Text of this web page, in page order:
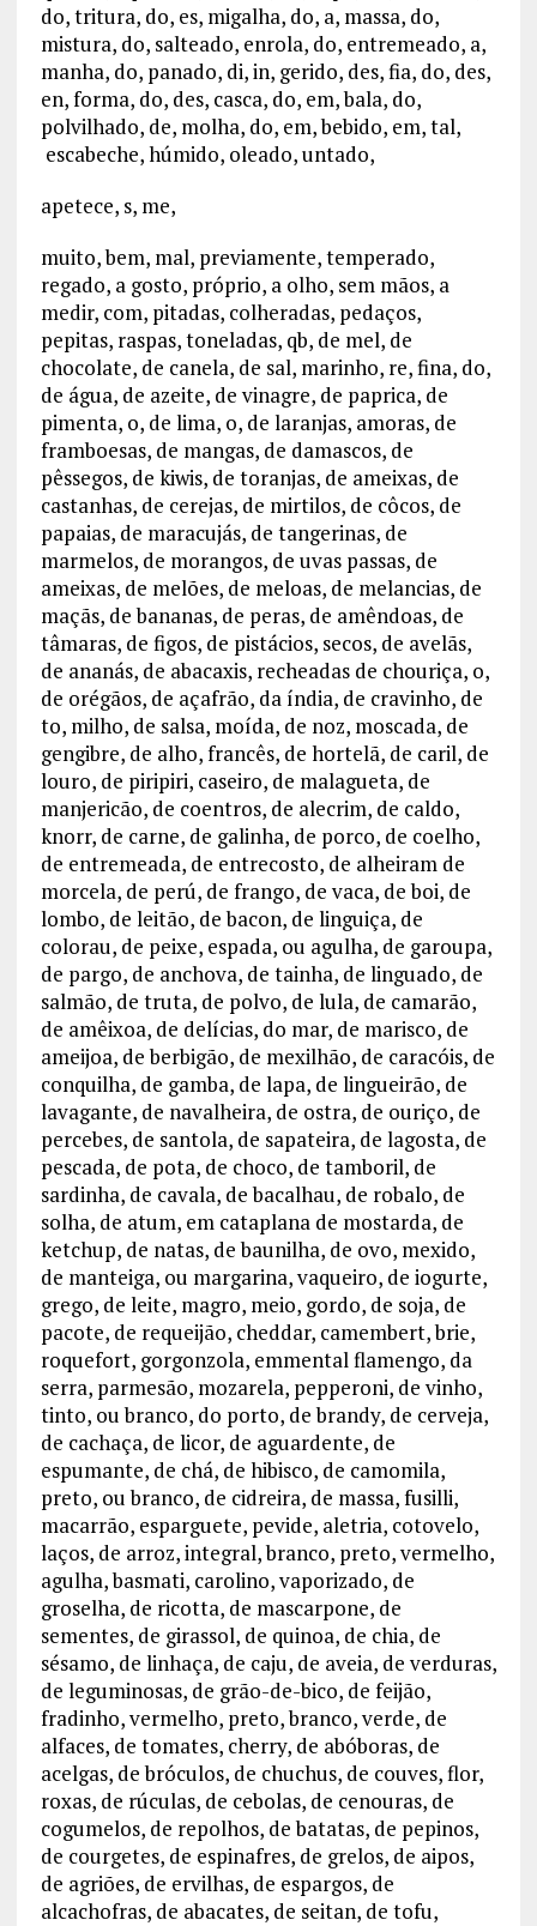
do, tritura, do, es, migalha, do, a, massa, do,
mistura, do, salteado, enrola, do, entremeado, a,
manha, do, panado, di, in, gerido, des, fia, do, des,
en, forma, do, des, casca, do, em, bala, do,
polvilhado, de, molha, do, em, bebido, em, tal,
escabeche, húmido, oleado, untado,
apetece, s, me,
muito, bem, mal, previamente, temperado,
regado, a gosto, próprio, a olho, sem mãos, a
medir, com, pitadas, colheradas, pedaços,
pepitas, raspas, toneladas, qb, de mel, de
chocolate, de canela, de sal, marinho, re, fina, do,
de água, de azeite, de vinagre, de paprica, de
pimenta, o, de lima, o, de laranjas, amoras, de
framboesas, de mangas, de damascos, de
pêssegos, de kiwis, de toranjas, de ameixas, de
castanhas, de cerejas, de mirtilos, de côcos, de
papaias, de maracujás, de tangerinas, de
marmelos, de morangos, de uvas passas, de
ameixas, de melões, de meloas, de melancias, de
maçãs, de bananas, de peras, de amêndoas, de
tâmaras, de figos, de pistácios, secos, de avelãs,
de ananás, de abacaxis, recheadas de chouriça, o,
de orégãos, de açafrão, da índia, de cravinho, de
to, milho, de salsa, moída, de noz, moscada, de
gengibre, de alho, francês, de hortelã, de caril, de
louro, de piripiri, caseiro, de malagueta, de
manjericão, de coentros, de alecrim, de caldo,
knorr, de carne, de galinha, de porco, de coelho,
de entremeada, de entrecosto, de alheiram de
morcela, de perú, de frango, de vaca, de boi, de
lombo, de leitão, de bacon, de linguiça, de
colorau, de peixe, espada, ou agulha, de garoupa,
de pargo, de anchova, de tainha, de linguado, de
salmão, de truta, de polvo, de lula, de camarão,
de amêixoa, de delícias, do mar, de marisco, de
ameijoa, de berbigão, de mexilhão, de caracóis, de
conquilha, de gamba, de lapa, de lingueirão, de
lavagante, de navalheira, de ostra, de ouriço, de
percebes, de santola, de sapateira, de lagosta, de
pescada, de pota, de choco, de tamboril, de
sardinha, de cavala, de bacalhau, de robalo, de
solha, de atum, em cataplana de mostarda, de
ketchup, de natas, de baunilha, de ovo, mexido,
de manteiga, ou margarina, vaqueiro, de iogurte,
grego, de leite, magro, meio, gordo, de soja, de
pacote, de requeijão, cheddar, camembert, brie,
roquefort, gorgonzola, emmental flamengo, da
serra, parmesão, mozarela, pepperoni, de vinho,
tinto, ou branco, do porto, de brandy, de cerveja,
de cachaça, de licor, de aguardente, de
espumante, de chá, de hibisco, de camomila,
preto, ou branco, de cidreira, de massa, fusilli,
macarrão, esparguete, pevide, aletria, cotovelo,
laços, de arroz, integral, branco, preto, vermelho,
agulha, basmati, carolino, vaporizado, de
groselha, de ricotta, de mascarpone, de
sementes, de girassol, de quinoa, de chia, de
sésamo, de linhaça, de caju, de aveia, de verduras,
de leguminosas, de grão-de-bico, de feijão,
fradinho, vermelho, preto, branco, verde, de
alfaces, de tomates, cherry, de abóboras, de
acelgas, de bróculos, de chuchus, de couves, flor,
roxas, de rúculas, de cebolas, de cenouras, de
cogumelos, de repolhos, de batatas, de pepinos,
de courgetes, de espinafres, de grelos, de aipos,
de agriões, de ervilhas, de espargos, de
alcachofras, de abacates, de seitan, de tofu,